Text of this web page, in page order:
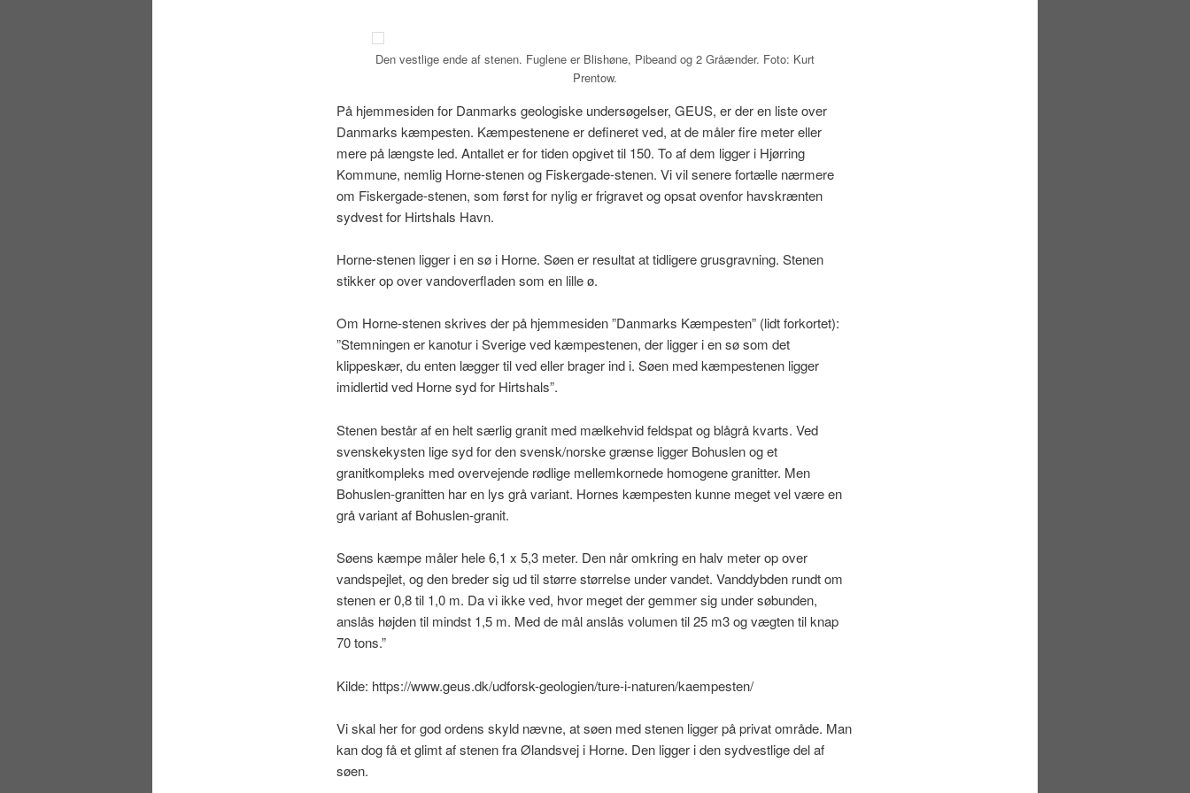
Den vestlige ende af stenen. Fuglene er Blishøne, Pibeand og 2 Gråænder. Foto: Kurt
Prentow.
På hjemmesiden for Danmarks geologiske undersøgelser, GEUS, er der en liste over
Danmarks kæmpesten. Kæmpestenene er defineret ved, at de måler fire meter eller
mere på længste led. Antallet er for tiden opgivet til 150. To af dem ligger i Hjørring
Kommune, nemlig Horne-stenen og Fiskergade-stenen. Vi vil senere fortælle nærmere
om Fiskergade-stenen, som først for nylig er frigravet og opsat ovenfor havskrænten
sydvest for Hirtshals Havn.
Horne-stenen ligger i en sø i Horne. Søen er resultat at tidligere grusgravning. Stenen
stikker op over vandoverfladen som en lille ø.
Om Horne-stenen skrives der på hjemmesiden ”Danmarks Kæmpesten” (lidt forkortet):
”Stemningen er kanotur i Sverige ved kæmpestenen, der ligger i en sø som det
klippeskær, du enten lægger til ved eller brager ind i. Søen med kæmpestenen ligger
imidlertid ved Horne syd for Hirtshals”.
Stenen består af en helt særlig granit med mælkehvid feldspat og blågrå kvarts. Ved
svenskekysten lige syd for den svensk/norske grænse ligger Bohuslen og et
granitkompleks med overvejende rødlige mellemkornede homogene granitter. Men
Bohuslen-granitten har en lys grå variant. Hornes kæmpesten kunne meget vel være en
grå variant af Bohuslen-granit.
Søens kæmpe måler hele 6,1 x 5,3 meter. Den når omkring en halv meter op over
vandspejlet, og den breder sig ud til større størrelse under vandet. Vanddybden rundt om
stenen er 0,8 til 1,0 m. Da vi ikke ved, hvor meget der gemmer sig under søbunden,
anslås højden til mindst 1,5 m. Med de mål anslås volumen til 25 m3 og vægten til knap
70 tons.”
Kilde: https://www.geus.dk/udforsk-geologien/ture-i-naturen/kaempesten/
Vi skal her for god ordens skyld nævne, at søen med stenen ligger på privat område. Man
kan dog få et glimt af stenen fra Ølandsvej i Horne. Den ligger i den sydvestlige del af
søen.